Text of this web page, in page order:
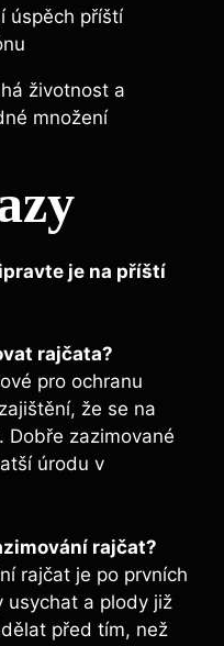
úspěch příští
životnost ⁢a
množení
je na příští
rajčata?
pro ochranu
že se na
Dobře zazimované
⁤úrodu v
rajčat?
rajčat je ⁢po prvních
usychat a⁣ plody již
před tím, než